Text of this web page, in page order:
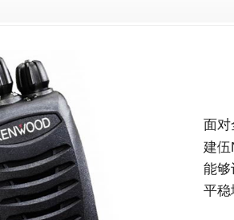
面对
建伍
能够
平稳